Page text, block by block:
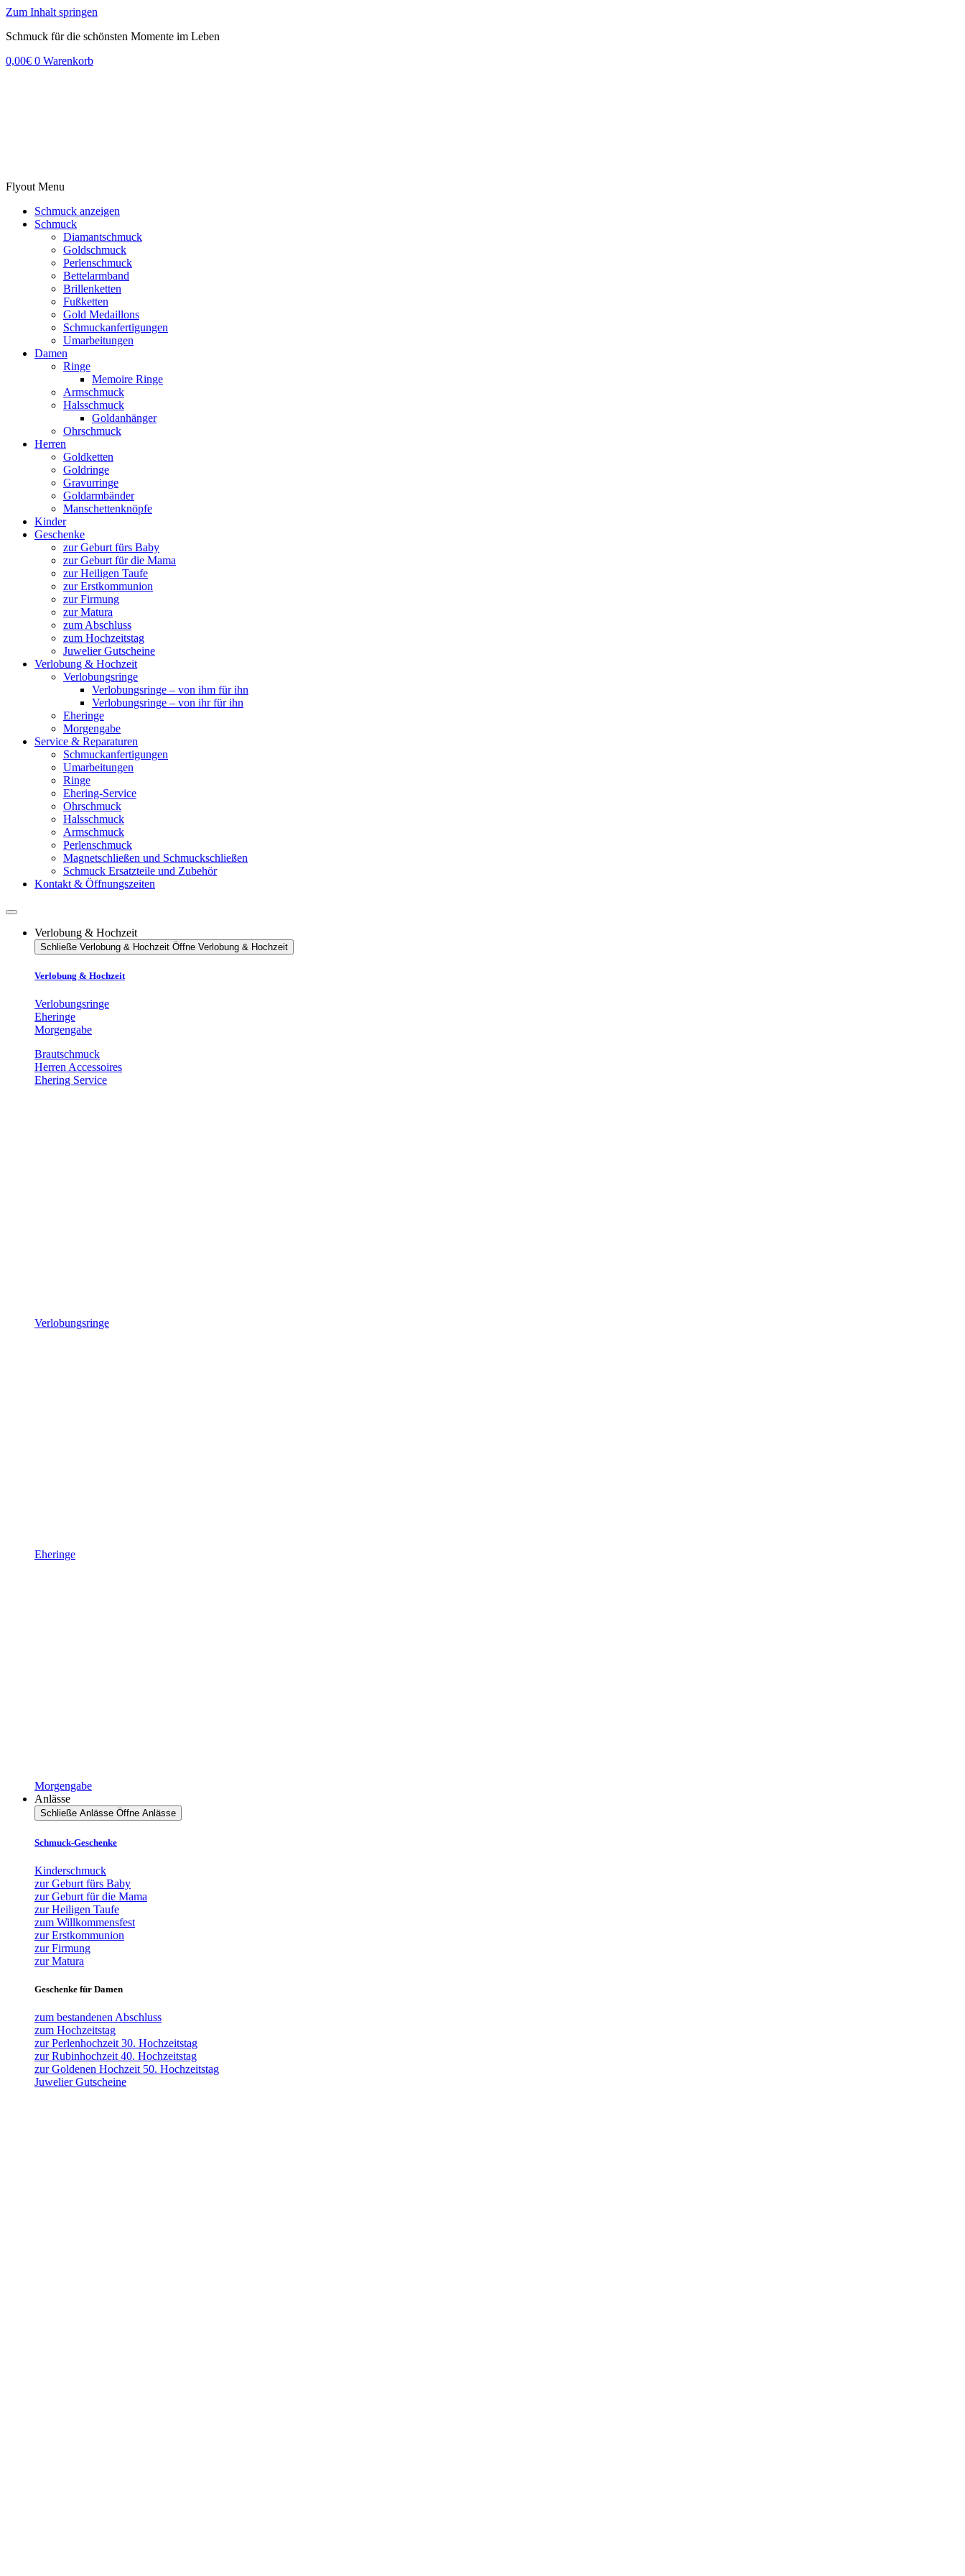
Zum Inhalt springen
Schmuck für die schönsten Momente im Leben
0,00€ 0 Warenkorb
Flyout Menu
Schmuck anzeigen
Schmuck
Diamantschmuck
Goldschmuck
Perlenschmuck
Bettelarmband
Brillenketten
Fußketten
Gold Medaillons
Schmuckanfertigungen
Umarbeitungen
Damen
Ringe
Memoire Ringe
Armschmuck
Halsschmuck
Goldanhänger
Ohrschmuck
Herren
Goldketten
Goldringe
Gravurringe
Goldarmbänder
Manschettenknöpfe
Kinder
Geschenke
zur Geburt fürs Baby
zur Geburt für die Mama
zur Heiligen Taufe
zur Erstkommunion
zur Firmung
zur Matura
zum Abschluss
zum Hochzeitstag
Juwelier Gutscheine
Verlobung & Hochzeit
Verlobungsringe
Verlobungsringe – von ihm für ihn
Verlobungsringe – von ihr für ihn
Eheringe
Morgengabe
Service & Reparaturen
Schmuckanfertigungen
Umarbeitungen
Ringe
Ehering-Service
Ohrschmuck
Halsschmuck
Armschmuck
Perlenschmuck
Magnetschließen und Schmuckschließen
Schmuck Ersatzteile und Zubehör
Kontakt & Öffnungszeiten
Verlobung & Hochzeit
Schließe Verlobung & Hochzeit Öffne Verlobung & Hochzeit
Verlobung & Hochzeit
Verlobungsringe
Eheringe
Morgengabe
Brautschmuck
Herren Accessoires
Ehering Service
Verlobungsringe
Eheringe
Morgengabe
Anlässe
Schließe Anlässe Öffne Anlässe
Schmuck-Geschenke
Kinderschmuck
zur Geburt fürs Baby
zur Geburt für die Mama
zur Heiligen Taufe
zum Willkommensfest
zur Erstkommunion
zur Firmung
zur Matura
Geschenke für Damen
zum bestandenen Abschluss
zum Hochzeitstag
zur Perlenhochzeit 30. Hochzeitstag
zur Rubinhochzeit 40. Hochzeitstag
zur Goldenen Hochzeit 50. Hochzeitstag
Juwelier Gutscheine